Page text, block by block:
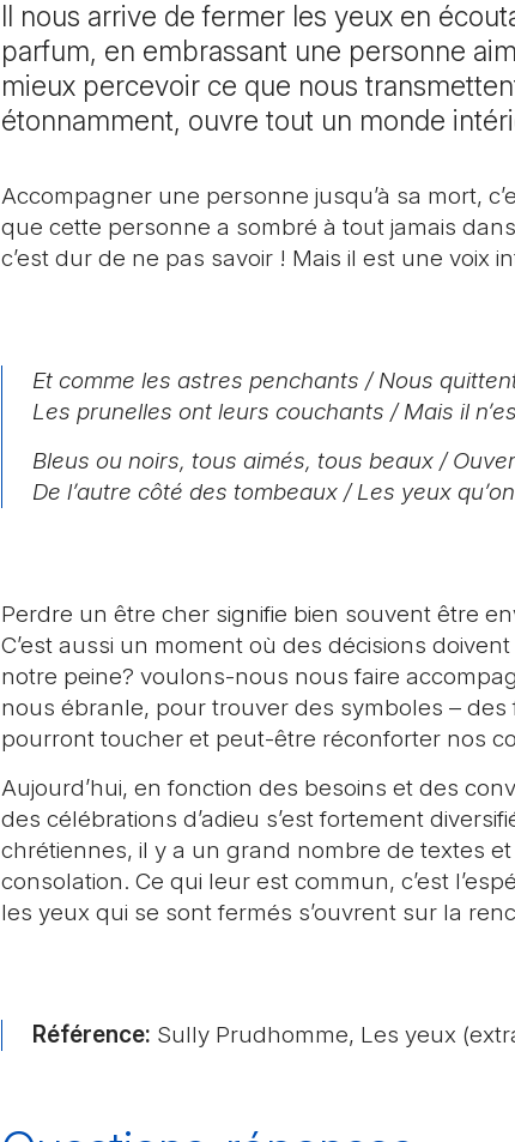
Il nous arrive de fermer les yeux en
parfum, en embrassant une personne
mieux percevoir ce que nous
étonnamment, ouvre tout un monde
Accompagner une personne jusqu’à sa mort,
que cette personne a sombré à tout jamais
c’est dur de ne pas savoir ! Mais il est une voix
Et comme les astres penchants / Nous
Les prunelles ont leurs couchants / Mais il
Bleus ou noirs, tous aimés, tous beaux /
De l’autre côté des tombeaux / Les yeux
Perdre un être cher signifie bien souvent être
C’est aussi un moment où des décisions
notre peine? voulons-nous nous faire
nous ébranle, pour trouver des symboles –
pourront toucher et peut-être réconforter nos
Aujourd’hui, en fonction des besoins et des
des célébrations d’adieu s’est fortement
chrétiennes, il y a un grand nombre de textes
consolation. Ce qui leur est commun, c’est
les yeux qui se sont fermés s’ouvrent sur la
Référence: Sully Prudhomme, Les yeux